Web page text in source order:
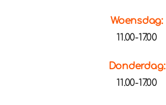
Woensdag:
11.00-17.00
Donderdag:
11.00-17.00